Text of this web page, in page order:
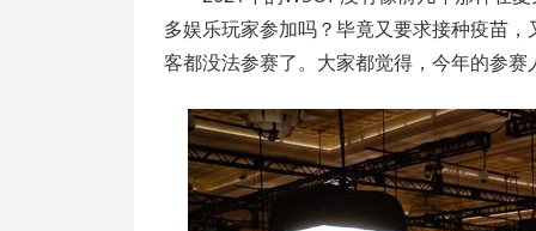
多娱乐玩家参加吗？毕竟又要求接种疫苗
客都没法参赛了。大家都觉得，今年的参